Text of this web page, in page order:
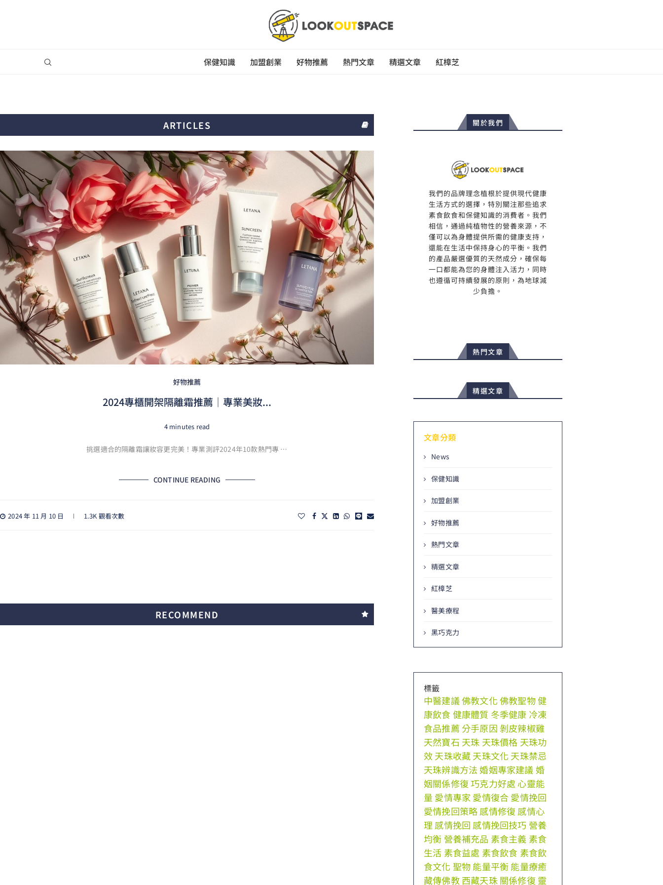
保健知識 加盟創業 好物推薦 熱門文章 精選文章 紅樟芝
ARTICLES
好物推薦
2024專櫃開架隔離霜推薦｜專業美妝...
4 minutes read
挑選適合的隔離霜讓妝容更完美！專業測評2024年10款熱門專 …
CONTINUE READING
2024 年 11 月 10 日 1.3K 觀看次數
RECOMMEND
關於我們
我們的品牌理念植根於提供現代健康
生活方式的選擇，特別關注那些追求
素食飲食和保健知識的消費者。我們
相信，通過純植物性的營養來源，不
僅可以為身體提供所需的健康支持，
還能在生活中保持身心的平衡。我們
的產品嚴選優質的天然成分，確保每
一口都能為您的身體注入活力，同時
也遵循可持續發展的原則，為地球減
少負擔。
熱門文章
精選文章
文章分類
News
保健知識
加盟創業
好物推薦
熱門文章
精選文章
紅樟芝
醫美療程
黑巧克力
標籤
中醫建議佛教文化佛教聖物健
康飲食 健康體質 冬季健康 冷凍
食品推薦分手原因剝皮辣椒雞
天然寶石 天珠 天珠價格 天珠功
效天珠收藏天珠文化 天珠禁忌
天珠辨識方法 婚姻專家建議婚
姻關係修復 巧克力好處 心靈能
量 愛情專家愛情復合愛情挽回
愛情挽回策略感情修復 感情心
理感情挽回 感情挽回技巧 營養
均衡 營養補充品 素食主義 素食
生活 素食益處 素食飲食 素食飲
食文化 聖物能量平衡能量療癒
藏傳佛教西藏天珠關係修復 靈